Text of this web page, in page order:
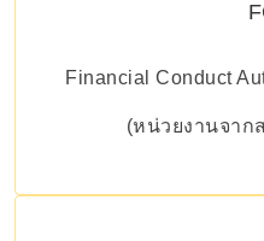
Financial Conduct
(หน่วยงานจา